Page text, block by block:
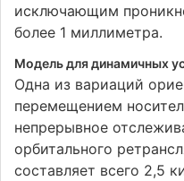
исключающим
более 1 миллиметра.
Модель для динамичных
Одна из вариаций
перемещением
непрерывное
орбитального
составляет всего 2,5